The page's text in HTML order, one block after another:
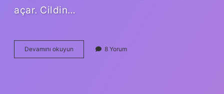
açar. Cildin…
Devamını okuyun
Yağlı
8 Yorum